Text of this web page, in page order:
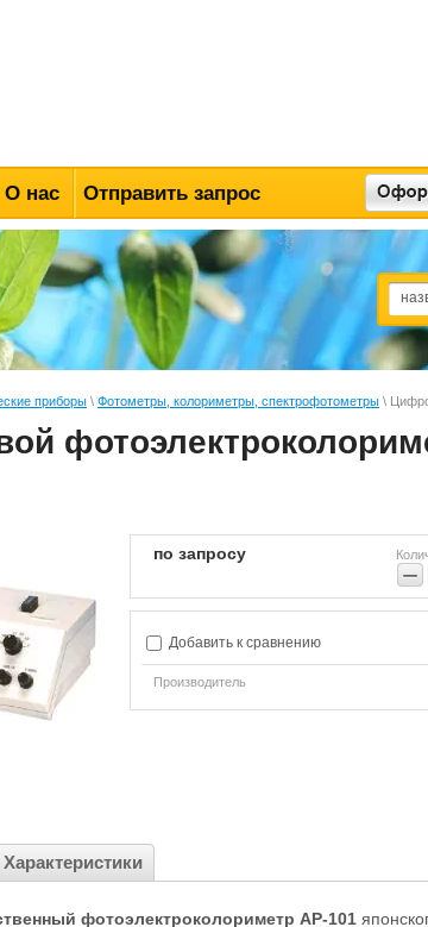
О нас Отправить запрос
приборы \ Фотометры, колориметры, спектрофотометры \
по запросу
−
Добавить к сравнению
Производитель
Характеристики
фотоэлектроколориметр АР-101